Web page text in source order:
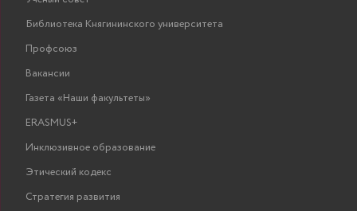
Библиотека Княгининского университета
Профсоюз
Вакансии
Газета «Наши факультеты»
ERASMUS+
Инклюзивное образование
Этический кодекс
Стратегия развития